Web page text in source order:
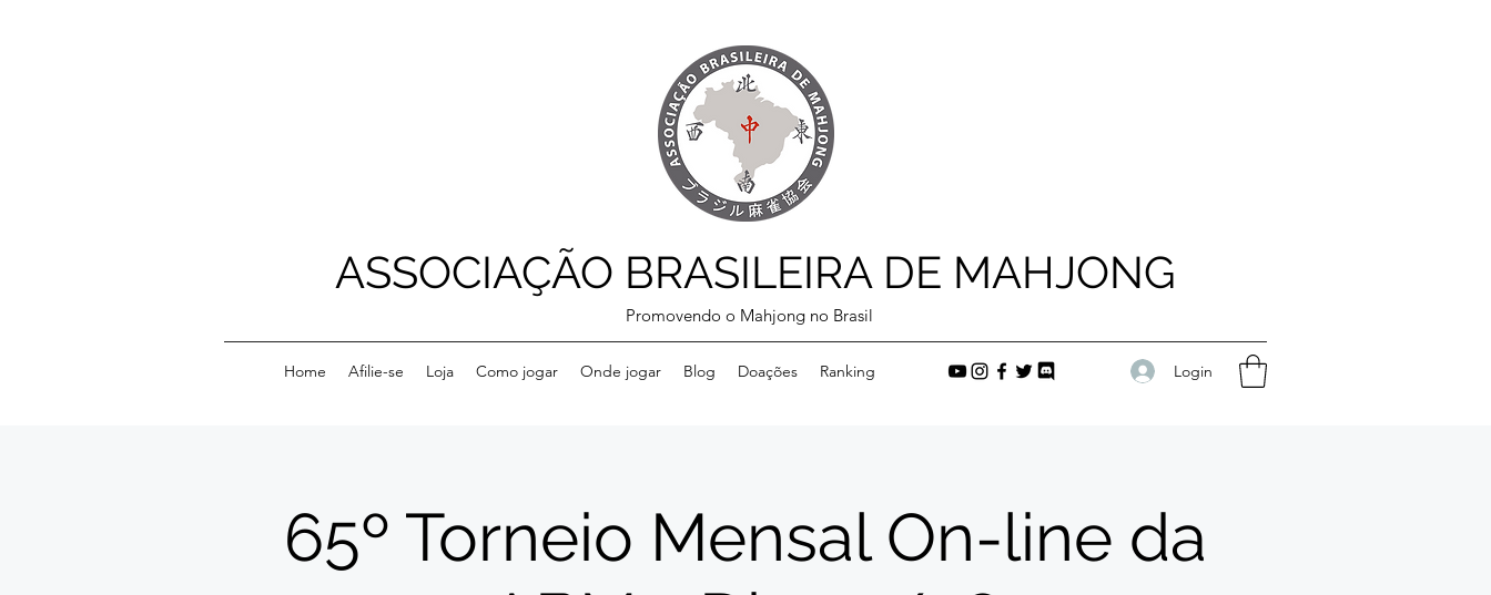
ASSOCIAÇÃO BRASILEIRA DE MAHJONG
Promovendo o Mahjong no Brasil
Home Afilie-se Loja Como jogar Onde jogar Blog Doações Ranking Login
65º Torneio Mensal On-line da